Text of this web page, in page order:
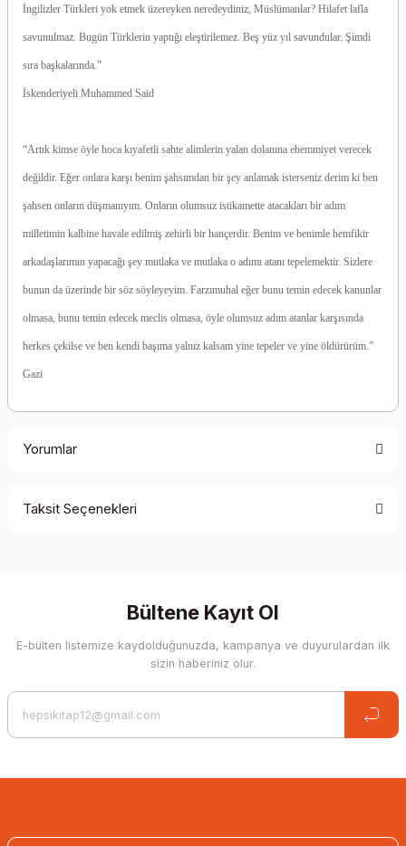
İngilizler Türkleri yok etmek üzereyken neredeydiniz, Müslümanlar? Hilafet lafla
savunulmaz. Bugün Türklerin yaptığı eleştirilemez. Beş yüz yıl savundular. Şimdi
sıra başkalarında.”
İskenderiyeli Muhammed Said
“Artık kimse öyle hoca kıyafetli sahte alimlerin yalan dolanına ehemmiyet verecek
değildir. Eğer onlara karşı benim şahsımdan bir şey anlamak isterseniz derim ki ben
şahsen onların düşmanıyım. Onların olumsuz istikamette atacakları bir adım
milletimin kalbine havale edilmiş zehirli bir hançerdir. Benim ve benimle hemfikir
arkadaşlarımın yapacağı şey mutlaka ve mutlaka o adımı atanı tepelemektir. Sizlere
bunun da üzerinde bir söz söyleyeyim. Farzımuhal eğer bunu temin edecek kanunlar
olmasa, bunu temin edecek meclis olmasa, öyle olumsuz adım atanlar karşısında
herkes çekilse ve ben kendi başıma yalnız kalsam yine tepeler ve yine öldürürüm.”
Gazi
Yorumlar
Taksit Seçenekleri
Bültene Kayıt Ol
E-bülten listemize kaydolduğunuzda, kampanya ve duyurulardan ilk
sizin haberiniz olur.